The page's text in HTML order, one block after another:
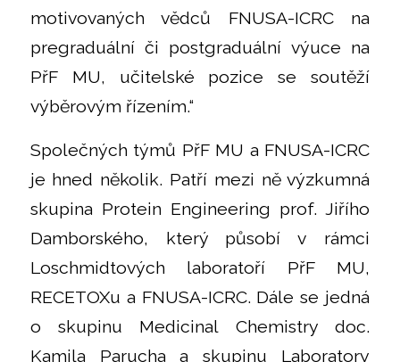
motivovaných vědců FNUSA-ICRC na
pregraduální či postgraduální výuce na
PřF MU, učitelské pozice se soutěží
výběrovým řízením.“
Společných týmů PřF MU a FNUSA-ICRC
je hned několik. Patří mezi ně výzkumná
skupina Protein Engineering prof. Jiřího
Damborského, který působí v rámci
Loschmidtových laboratoří PřF MU,
RECETOXu a FNUSA-ICRC. Dále se jedná
o skupinu Medicinal Chemistry doc.
Kamila Parucha a skupinu Laboratory